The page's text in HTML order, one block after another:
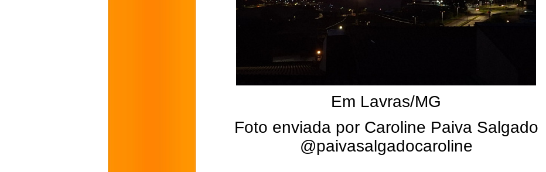
Em Lavras/MG
Foto enviada por Caroline Paiva Salgado
@paivasalgadocaroline